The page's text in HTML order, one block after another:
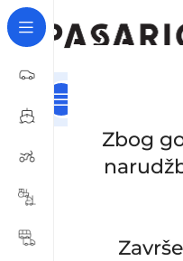
Zbog